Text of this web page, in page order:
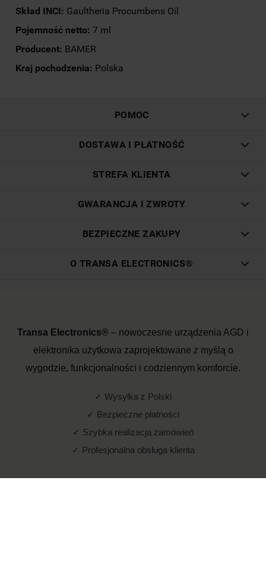
Skład INCI: Gaultheria Procumbens Oil
Pojemność netto: 7 ml
Producent: BAMER
Kraj pochodzenia: Polska
POMOC
DOSTAWA I PŁATNOŚĆ
STREFA KLIENTA
GWARANCJA I ZWROTY
BEZPIECZNE ZAKUPY
O TRANSA ELECTRONICS®
Transa Electronics® – nowoczesne urządzenia AGD i
elektronika użytkowa zaprojektowane z myślą o
wygodzie, funkcjonalności i codziennym komforcie.
✓ Wysyłka z Polski
✓ Bezpieczne płatności
✓ Szybka realizacja zamówień
✓ Profesjonalna obsługa klienta